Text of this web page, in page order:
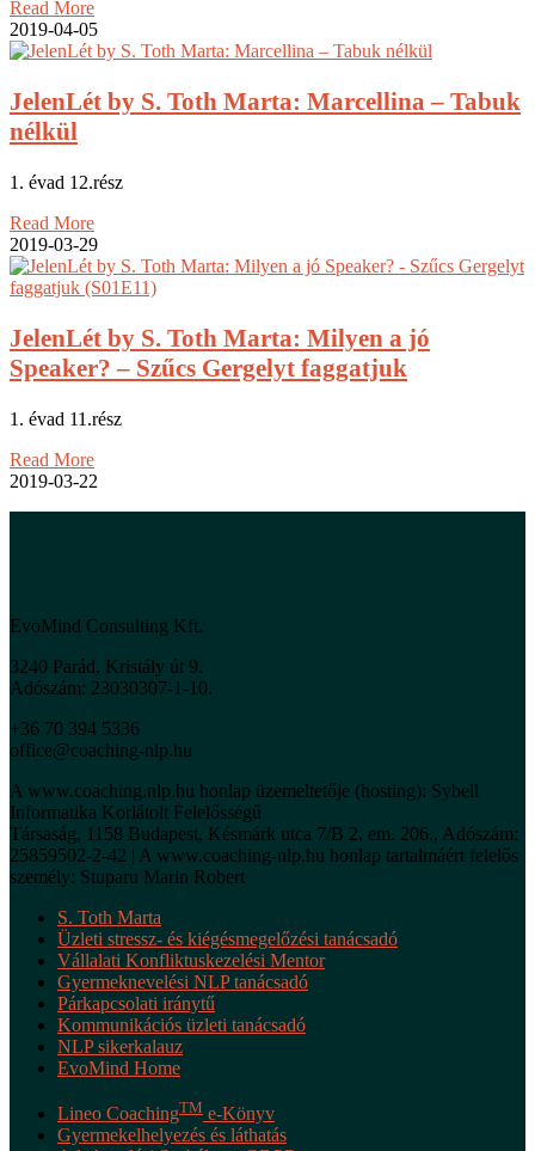
Read More
2019-04-05
JelenLét by S. Toth Marta: Marcellina – Tabuk
nélkül
1. évad 12.rész
Read More
2019-03-29
JelenLét by S. Toth Marta: Milyen a jó
Speaker? – Szűcs Gergelyt faggatjuk
1. évad 11.rész
Read More
2019-03-22
EvoMind Consulting Kft.
3240 Parád, Kristály út 9.
Adószám: 23030307-1-10.
+36 70 394 5336
office@coaching-nlp.hu
A www.coaching.nlp.hu honlap üzemeltetője (hosting): Sybell
Informatika Korlátolt Felelősségű
Társaság, 1158 Budapest, Késmárk utca 7/B 2. em. 206., Adószám:
25859502-2-42 | A www.coaching-nlp.hu honlap tartalmáért felelős
személy: Stuparu Marin Robert
S. Toth Marta
Üzleti stressz- és kiégésmegelőzési tanácsadó
Vállalati Konfliktuskezelési Mentor
Gyermeknevelési NLP tanácsadó
Párkapcsolati iránytű
Kommunikációs üzleti tanácsadó
NLP sikerkalauz
EvoMind Home
Lineo CoachingTM e-Könyv
Gyermekelhelyezés és láthatás